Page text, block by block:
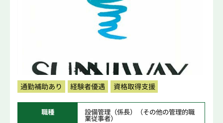
通勤補助あり 経験者優遇 資格取得支援
職種 設備管理（係長）（その他の管理的職
業従事者）